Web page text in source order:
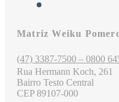
Matriz Weiku
(47) 3387-7500 – 0800
Rua Hermann Koch, 261
Bairro Testo Central
CEP 89107-000